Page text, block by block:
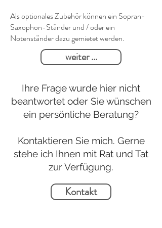
Als optionales Zubehör können ein Sopran-
Saxophon-Ständer und / oder ein
Notenständer dazu gemietet werden.
weiter ...
Ihre Frage wurde hier nicht
beantwortet oder Sie wünschen
ein persönliche Beratung?
Kontaktieren Sie mich. Gerne
stehe ich Ihnen mit Rat und Tat
zur Verfügung.
Kontakt